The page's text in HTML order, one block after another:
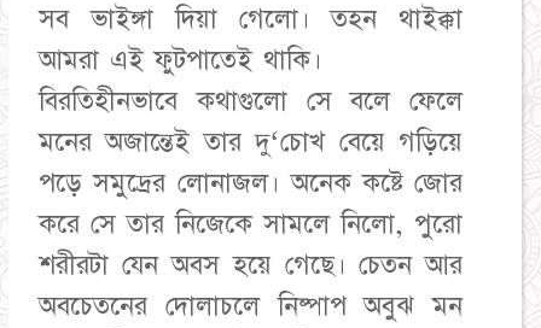
সব ভাইঙ্গা দিয়া গেলো। তহন থাইক্কা
আমরা এই ফুটপাতেই থাকি।
বিরতিহীনভাবে কথাগুলো সে বলে ফেলে
মনের অজান্তেই তার দু‘চোখ বেয়ে গড়িয়ে
পড়ে সমুদ্রের লোনাজল। অনেক কষ্টে জোর
করে সে তার নিজেকে সামলে নিলো, পুরো
শরীরটা যেন অবস হয়ে গেছে। চেতন আর
অবচেতনের দোলাচলে নিষ্পাপ অবুঝ মন